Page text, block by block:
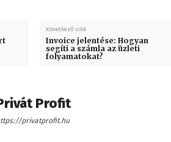
Következő cikk
Invoice jelentése: Hogyan
segíti a számla az üzleti
folyamatokat?
Profit
privatprofit.hu